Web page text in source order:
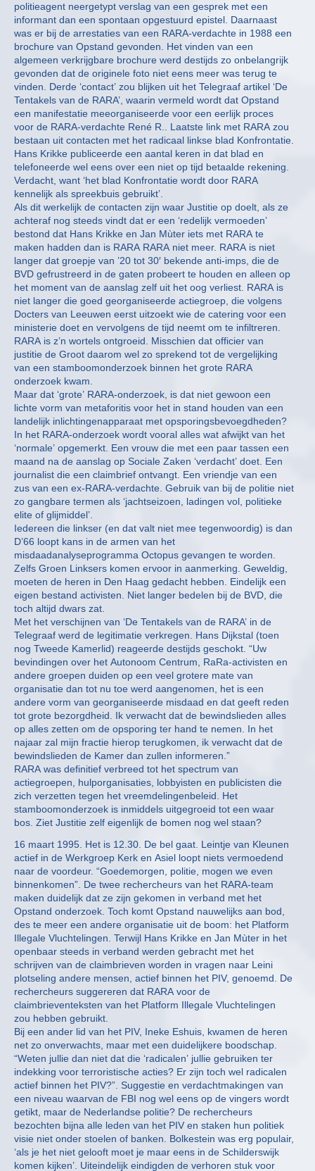
politieagent neergetypt verslag van een gesprek met een
informant dan een spontaan opgestuurd epistel. Daarnaast
was er bij de arrestaties van een RARA-verdachte in 1988 een
brochure van Opstand gevonden. Het vinden van een
algemeen verkrijgbare brochure werd destijds zo onbelangrijk
gevonden dat de originele foto niet eens meer was terug te
vinden. Derde ‘contact’ zou blijken uit het Telegraaf artikel ‘De
Tentakels van de RARA’, waarin vermeld wordt dat Opstand
een manifestatie meeorganiseerde voor een eerlijk proces
voor de RARA-verdachte René R.. Laatste link met RARA zou
bestaan uit contacten met het radicaal linkse blad Konfrontatie.
Hans Krikke publiceerde een aantal keren in dat blad en
telefoneerde wel eens over een niet op tijd betaalde rekening.
Verdacht, want ‘het blad Konfrontatie wordt door RARA
kennelijk als spreekbuis gebruikt’.
Als dit werkelijk de contacten zijn waar Justitie op doelt, als ze
achteraf nog steeds vindt dat er een ‘redelijk vermoeden’
bestond dat Hans Krikke en Jan Mùter iets met RARA te
maken hadden dan is RARA RARA niet meer. RARA is niet
langer dat groepje van ’20 tot 30′ bekende anti-imps, die de
BVD gefrustreerd in de gaten probeert te houden en alleen op
het moment van de aanslag zelf uit het oog verliest. RARA is
niet langer die goed georganiseerde actiegroep, die volgens
Docters van Leeuwen eerst uitzoekt wie de catering voor een
ministerie doet en vervolgens de tijd neemt om te infiltreren.
RARA is z’n wortels ontgroeid. Misschien dat officier van
justitie de Groot daarom wel zo sprekend tot de vergelijking
van een stamboomonderzoek binnen het grote RARA
onderzoek kwam.
Maar dat ‘grote’ RARA-onderzoek, is dat niet gewoon een
lichte vorm van metaforitis voor het in stand houden van een
landelijk inlichtingenapparaat met opsporingsbevoegdheden?
In het RARA-onderzoek wordt vooral alles wat afwijkt van het
‘normale’ opgemerkt. Een vrouw die met een paar tassen een
maand na de aanslag op Sociale Zaken ‘verdacht’ doet. Een
journalist die een claimbrief ontvangt. Een vriendje van een
zus van een ex-RARA-verdachte. Gebruik van bij de politie niet
zo gangbare termen als ‘jachtseizoen, ladingen vol, politieke
elite of glijmiddel’.
Iedereen die linkser (en dat valt niet mee tegenwoordig) is dan
D’66 loopt kans in de armen van het
misdaadanalyseprogramma Octopus gevangen te worden.
Zelfs Groen Linksers komen ervoor in aanmerking. Geweldig,
moeten de heren in Den Haag gedacht hebben. Eindelijk een
eigen bestand activisten. Niet langer bedelen bij de BVD, die
toch altijd dwars zat.
Met het verschijnen van ‘De Tentakels van de RARA’ in de
Telegraaf werd de legitimatie verkregen. Hans Dijkstal (toen
nog Tweede Kamerlid) reageerde destijds geschokt. “Uw
bevindingen over het Autonoom Centrum, RaRa-activisten en
andere groepen duiden op een veel grotere mate van
organisatie dan tot nu toe werd aangenomen, het is een
andere vorm van georganiseerde misdaad en dat geeft reden
tot grote bezorgdheid. Ik verwacht dat de bewindslieden alles
op alles zetten om de opsporing ter hand te nemen. In het
najaar zal mijn fractie hierop terugkomen, ik verwacht dat de
bewindslieden de Kamer dan zullen informeren.”
RARA was definitief verbreed tot het spectrum van
actiegroepen, hulporganisaties, lobbyisten en publicisten die
zich verzetten tegen het vreemdelingenbeleid. Het
stamboomonderzoek is inmiddels uitgegroeid tot een waar
bos. Ziet Justitie zelf eigenlijk de bomen nog wel staan?
16 maart 1995. Het is 12.30. De bel gaat. Leintje van Kleunen
actief in de Werkgroep Kerk en Asiel loopt niets vermoedend
naar de voordeur. “Goedemorgen, politie, mogen we even
binnenkomen”. De twee rechercheurs van het RARA-team
maken duidelijk dat ze zijn gekomen in verband met het
Opstand onderzoek. Toch komt Opstand nauwelijks aan bod,
des te meer een andere organisatie uit de boom: het Platform
Illegale Vluchtelingen. Terwijl Hans Krikke en Jan Mùter in het
openbaar steeds in verband werden gebracht met het
schrijven van de claimbrieven worden in vragen naar Leini
plotseling andere mensen, actief binnen het PIV, genoemd. De
rechercheurs suggereren dat RARA voor de
claimbrieventeksten van het Platform Illegale Vluchtelingen
zou hebben gebruikt.
Bij een ander lid van het PIV, Ineke Eshuis, kwamen de heren
net zo onverwachts, maar met een duidelijkere boodschap.
“Weten jullie dan niet dat die ‘radicalen’ jullie gebruiken ter
indekking voor terroristische acties? Er zijn toch wel radicalen
actief binnen het PIV?”. Suggestie en verdachtmakingen van
een niveau waarvan de FBI nog wel eens op de vingers wordt
getikt, maar de Nederlandse politie? De rechercheurs
bezochten bijna alle leden van het PIV en staken hun politiek
visie niet onder stoelen of banken. Bolkestein was erg populair,
‘als je het niet gelooft moet je maar eens in de Schilderswijk
komen kijken’. Uiteindelijk eindigden de verhoren stuk voor